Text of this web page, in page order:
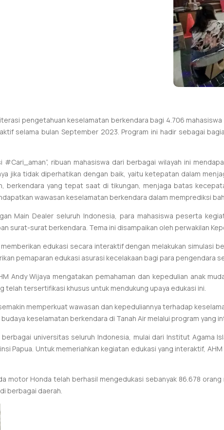
pengetahuan keselamatan berkendara bagi 4.706
selama bulan September 2023. Program ini hadir sebagai
#Cari_aman”, ribuan mahasiswa dari berbagai wilayah ini
jika tidak diperhatikan dengan baik, yaitu ketepatan dalam
berkendara yang tepat saat di tikungan, menjaga batas
wawasan keselamatan berkendara dalam memprediksi
Main Dealer seluruh Indonesia, para mahasiswa peserta
surat-surat berkendara. Tema ini disampaikan oleh perwakilan
edukasi secara interaktif dengan melakukan simulasi
pemaparan edukasi asurasi kecelakaan bagi para pengendara
Andy Wijaya mengatakan pemahaman dan kepedulian anak
telah tersertifikasi khusus untuk mendukung upaya edukasi ini.
memperkuat wawasan dan kepeduliannya terhadap
keselamatan berkendara di Tanah Air melalui program yang
universitas seluruh Indonesia, mulai dari Institut Agama
Papua. Untuk memeriahkan kegiatan edukasi yang interaktif,
motor Honda telah berhasil mengedukasi sebanyak 86.678
berbagai daerah.